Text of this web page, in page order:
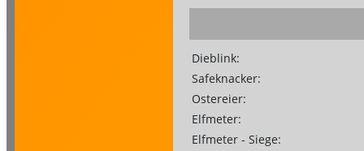
Dieblink:
Safeknacker:
Ostereier:
Elfmeter:
Elfmeter - Siege: